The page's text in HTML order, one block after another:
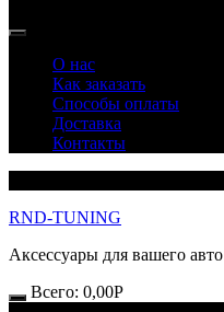
О нас
Как заказать
Способы оплаты
Доставка
Контакты
RND-TUNING
Аксессуары для вашего авто
Всего: 0,00Р